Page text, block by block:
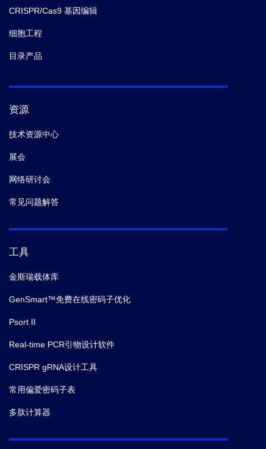
CRISPR/Cas9 基因编辑
细胞工程
目录产品
资源
技术资源中心
展会
网络研讨会
常见问题解答
工具
金斯瑞载体库
GenSmart™免费在线密码子优化
Psort II
Real-time PCR引物设计软件
CRISPR gRNA设计工具
常用偏爱密码子表
多肽计算器